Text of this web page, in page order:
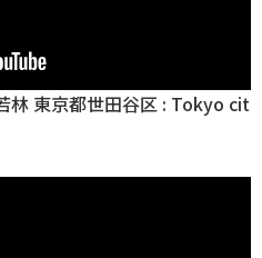
林 東京都世田谷区 : Tokyo cit